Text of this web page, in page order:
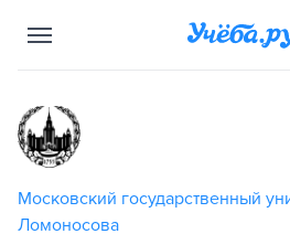
Московский государственный
Ломоносова